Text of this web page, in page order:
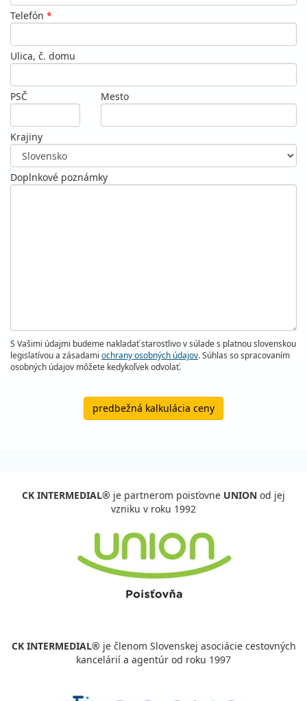
Telefón *
Ulica, č. domu
PSČ Mesto
Krajiny
Doplnkové poznámky
S Vašimi údajmi budeme nakladať starostlivo v súlade s platnou slovenskou
legislatívou a zásadami ochrany osobných údajov. Súhlas so spracovaním
osobných údajov môžete kedykoľvek odvolať.
predbežná kalkulácia ceny
CK INTERMEDIAL® je partnerom poisťovne UNION od jej
vzniku v roku 1992
CK INTERMEDIAL® je členom Slovenskej asociácie cestovných
kancelárií a agentúr od roku 1997